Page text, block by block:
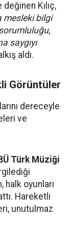
Kılıç,
mesleki bilgi
saygıyı
aldı.
Görüntüler
dereceyle
ve
Türk Müziği
halk oyunları
Hareketli
unutulmaz